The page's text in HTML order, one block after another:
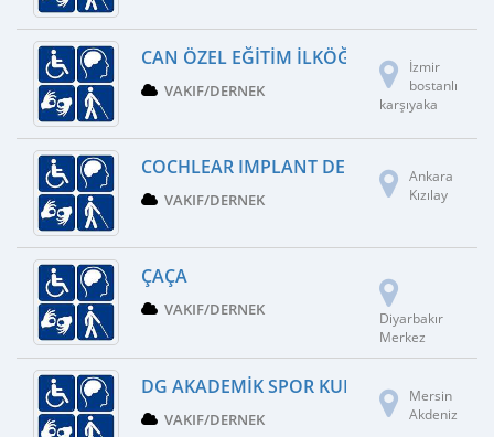
CAN ÖZEL EĞITIM İLKÖĞRETIM OKULU
VAKIF/DERNEK
İzmir
bostanlı
karşıyaka
COCHLEAR IMPLANT DERNEĞI
VAKIF/DERNEK
Ankara
Kızılay
ÇAÇA
VAKIF/DERNEK
Diyarbakır
Merkez
DG AKADEMIK SPOR KULÜBÜ
VAKIF/DERNEK
Mersin
Akdeniz